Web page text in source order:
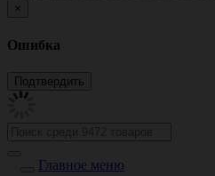
×
Ошибка
Главное меню